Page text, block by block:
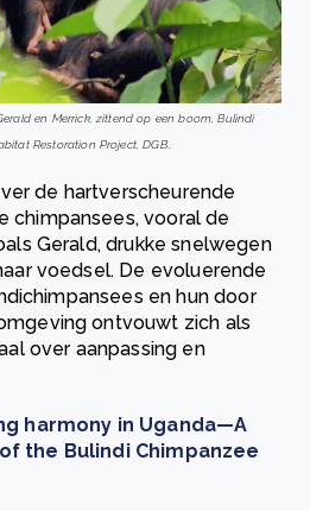
en Merrick, zittend op een boom, Bulindi
Restoration Project, DGB..
de hartverscheurende
chimpansees, vooral de
Gerald, drukke snelwegen
voedsel. De evoluerende
en hun door
ontvouwt zich als
over aanpassing en
harmony in Uganda—A
the Bulindi Chimpanzee